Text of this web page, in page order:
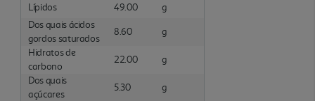
Lípidos
49.00
g
Dos quais ácidos
gordos saturados
8.60
g
Hidratos de
carbono
22.00
g
Dos quais
açúcares
5.30 g